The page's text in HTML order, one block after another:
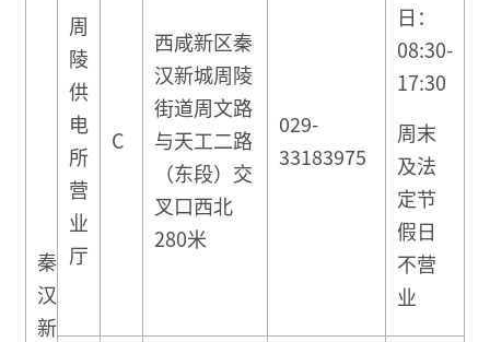
秦
汉
新
周
陵
供
电
所
营
业
厅
C
西咸新区秦
汉新城周陵
街道周文路
与天工二路
（东段）交
叉口西北
280米
029-
33183975
日：
08:30-
17:30
周末
及法
定节
假日
不营
业